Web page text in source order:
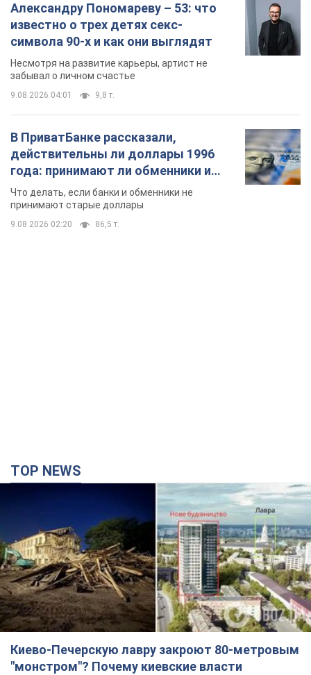
Александру Пономареву – 53: что
известно о трех детях секс-
символа 90-х и как они выглядят
Несмотря на развитие карьеры, артист не
забывал о личном счастье
9.08.2026 04:01 9,8 т.
В ПриватБанке рассказали,
действительны ли доллары 1996
года: принимают ли обменники и
банки такие купюры
Что делать, если банки и обменники не
принимают старые доллары
9.08.2026 02:20 86,5 т.
TOP NEWS
Киево-Печерскую лавру закроют 80-метровым
"монстром"? Почему киевские власти